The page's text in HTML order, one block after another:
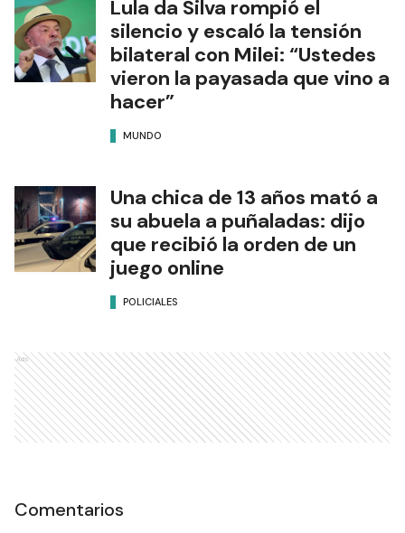
Lula da Silva rompió el
silencio y escaló la tensión
bilateral con Milei: “Ustedes
vieron la payasada que vino a
hacer”
MUNDO
Una chica de 13 años mató a
su abuela a puñaladas: dijo
que recibió la orden de un
juego online
POLICIALES
Ads
Comentarios